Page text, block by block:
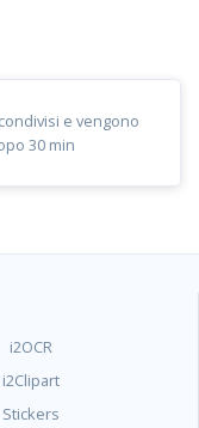
e vengono
30 min
i2OCR
i2Clipart
Stickers